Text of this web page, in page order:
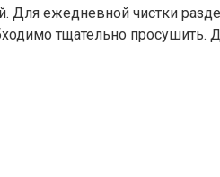
Для ежедневной чистки
тщательно просушить.